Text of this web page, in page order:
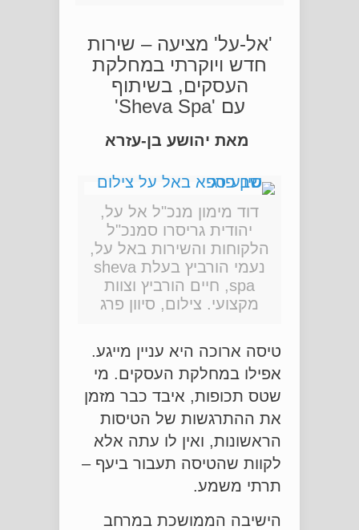
'אל-על' מציעה – שירות
חדש ויוקרתי במחלקת
העסקים, בשיתוף
עם 'Sheva Spa'
מאת יהושע בן-עזרא
דוד מימון מנכ"ל אל על,
יהודית גריסרו סמנכ"ל
הלקוחות והשירות באל על,
נעמי הורביץ בעלת sheva
spa, חיים הורביץ וצוות
מקצועי. צילום, סיוון פרג
טיסה ארוכה היא עניין מייגע.
אפילו במחלקת העסקים. מי
שטס תכופות, איבד כבר מזמן
את ההתרגשות של הטיסות
הראשונות, ואין לו עתה אלא
לקוות שהטיסה תעבור ביעף –
תרתי משמע.
הישיבה הממושכת במרחב